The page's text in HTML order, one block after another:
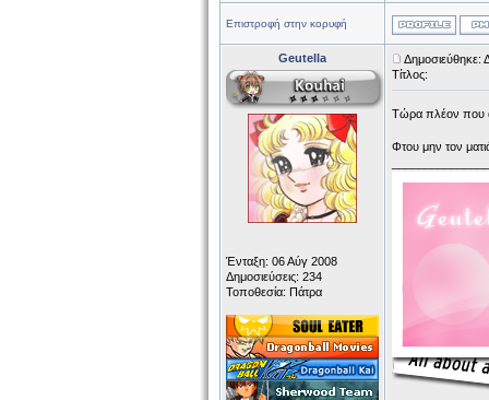
Επιστροφή στην κορυφή
Geutella
Ένταξη: 06 Αύγ 2008
Δημοσιεύσεις: 234
Τοποθεσία: Πάτρα
Δημοσιεύθηκε:
Τίτλος:
Τώρα πλέον που
Φτου μην τον